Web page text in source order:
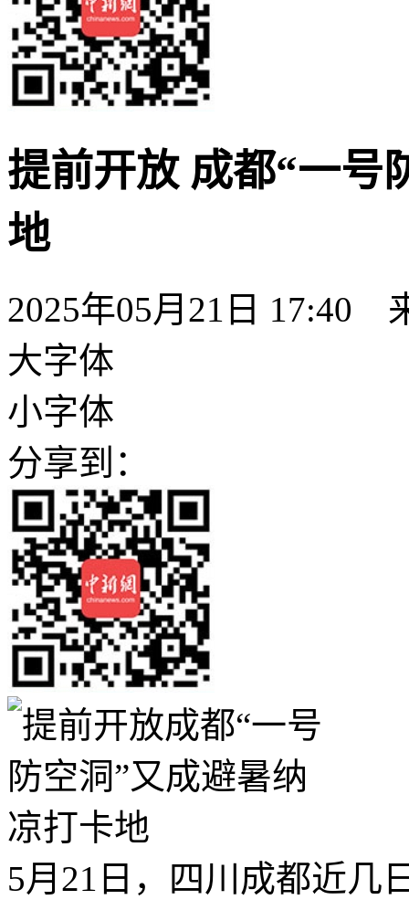
提前开放 成都“一号
地
2025年05月21日 17:40
大字体
小字体
分享到：
5月21日，四川成都近几